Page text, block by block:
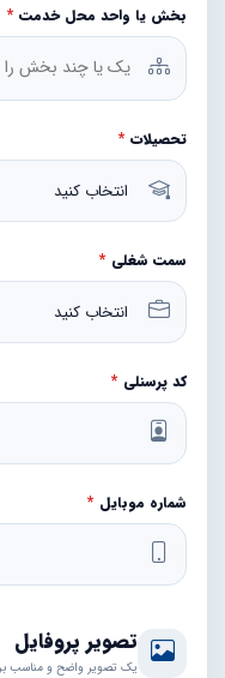
بخش یا واحد محل خدمت *
تحصیلات *
سمت شغلی *
کد پرسنلی *
شماره موبایل *
تصویر پروفایل
یک تصویر واضح و مناسب